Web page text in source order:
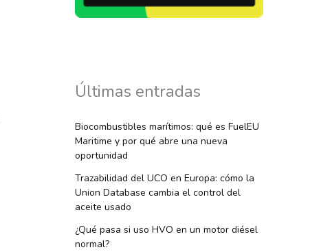
Últimas entradas
Biocombustibles marítimos: qué es FuelEU
Maritime y por qué abre una nueva
oportunidad
Trazabilidad del UCO en Europa: cómo la
Union Database cambia el control del
aceite usado
¿Qué pasa si uso HVO en un motor diésel
normal?